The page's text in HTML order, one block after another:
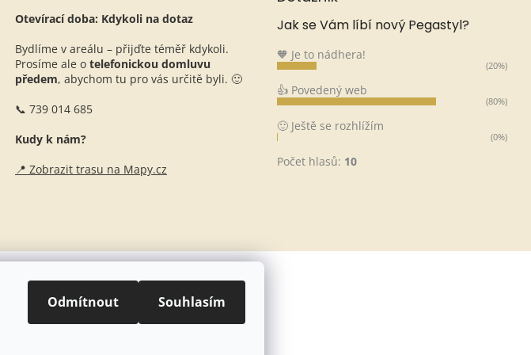
Odmítnout Souhlasím
Otevírací doba: Kdykoli na dotaz
Bydlíme v areálu – přijďte téměř kdykoli.
Prosíme ale o telefonickou domluvu
předem, abychom tu pro vás určitě byli. 🙂
📞 739 014 685
Kudy k nám?
📍 Zobrazit trasu na Mapy.cz
Jak se Vám líbí nový Pegastyl?
🧡 Je to nádhera!
(20%)
👍 Povedený web
(80%)
🙂 Ještě se rozhlížím
(0%)
Počet hlasů: 10
články